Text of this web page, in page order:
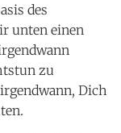
des
unten einen
zu
Dich